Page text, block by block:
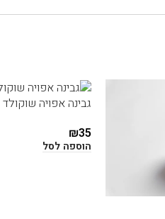
גבינה אפויה
₪35
הוספה לסל